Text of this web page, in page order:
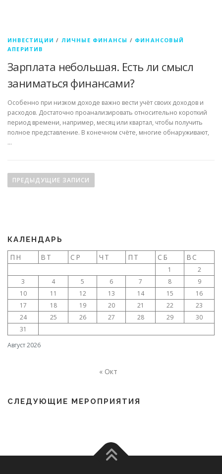
ИНВЕСТИЦИИ / ЛИЧНЫЕ ФИНАНСЫ / ФИНАНСОВЫЙ
АПЕРИТИВ
Зарплата небольшая. Есть ли смысл
заниматься финансами?
Особенно при низком доходе важно вести учёт своих доходов и
расходов. Достаточно проанализировать относительно короткий
период времени, например, месяц или квартал, чтобы получить
полное представление. В конечном счёте, многие обнаруживают,
…
а
ц
и
з
а
п
и
ПРЕДЫДУЩИЕ ЗАПИСИ
КАЛЕНДАРЬ
Август 2026
ПН ВТ СР ЧТ ПТ СБ ВС
1
2
3
4 5 6 7 8
9
10
11 12 13 14 15
16
17
18 19 20 21 22
23
24
25 26 27 28 29
30
31
« Окт
СЛЕДУЮЩИЕ МЕРОПРИЯТИЯ